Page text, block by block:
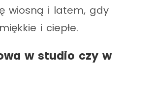
wiosną i latem, gdy
i ciepłe.
w studio czy w